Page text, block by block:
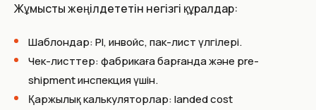
Жұмысты жеңілдететін негізгі құралдар:
Шаблондар: PI, инвойс, пак-лист үлгілері.
Чек-листтер: фабрикаға барғанда және pre-
shipment инспекция үшін.
Қаржылық калькуляторлар: landed cost